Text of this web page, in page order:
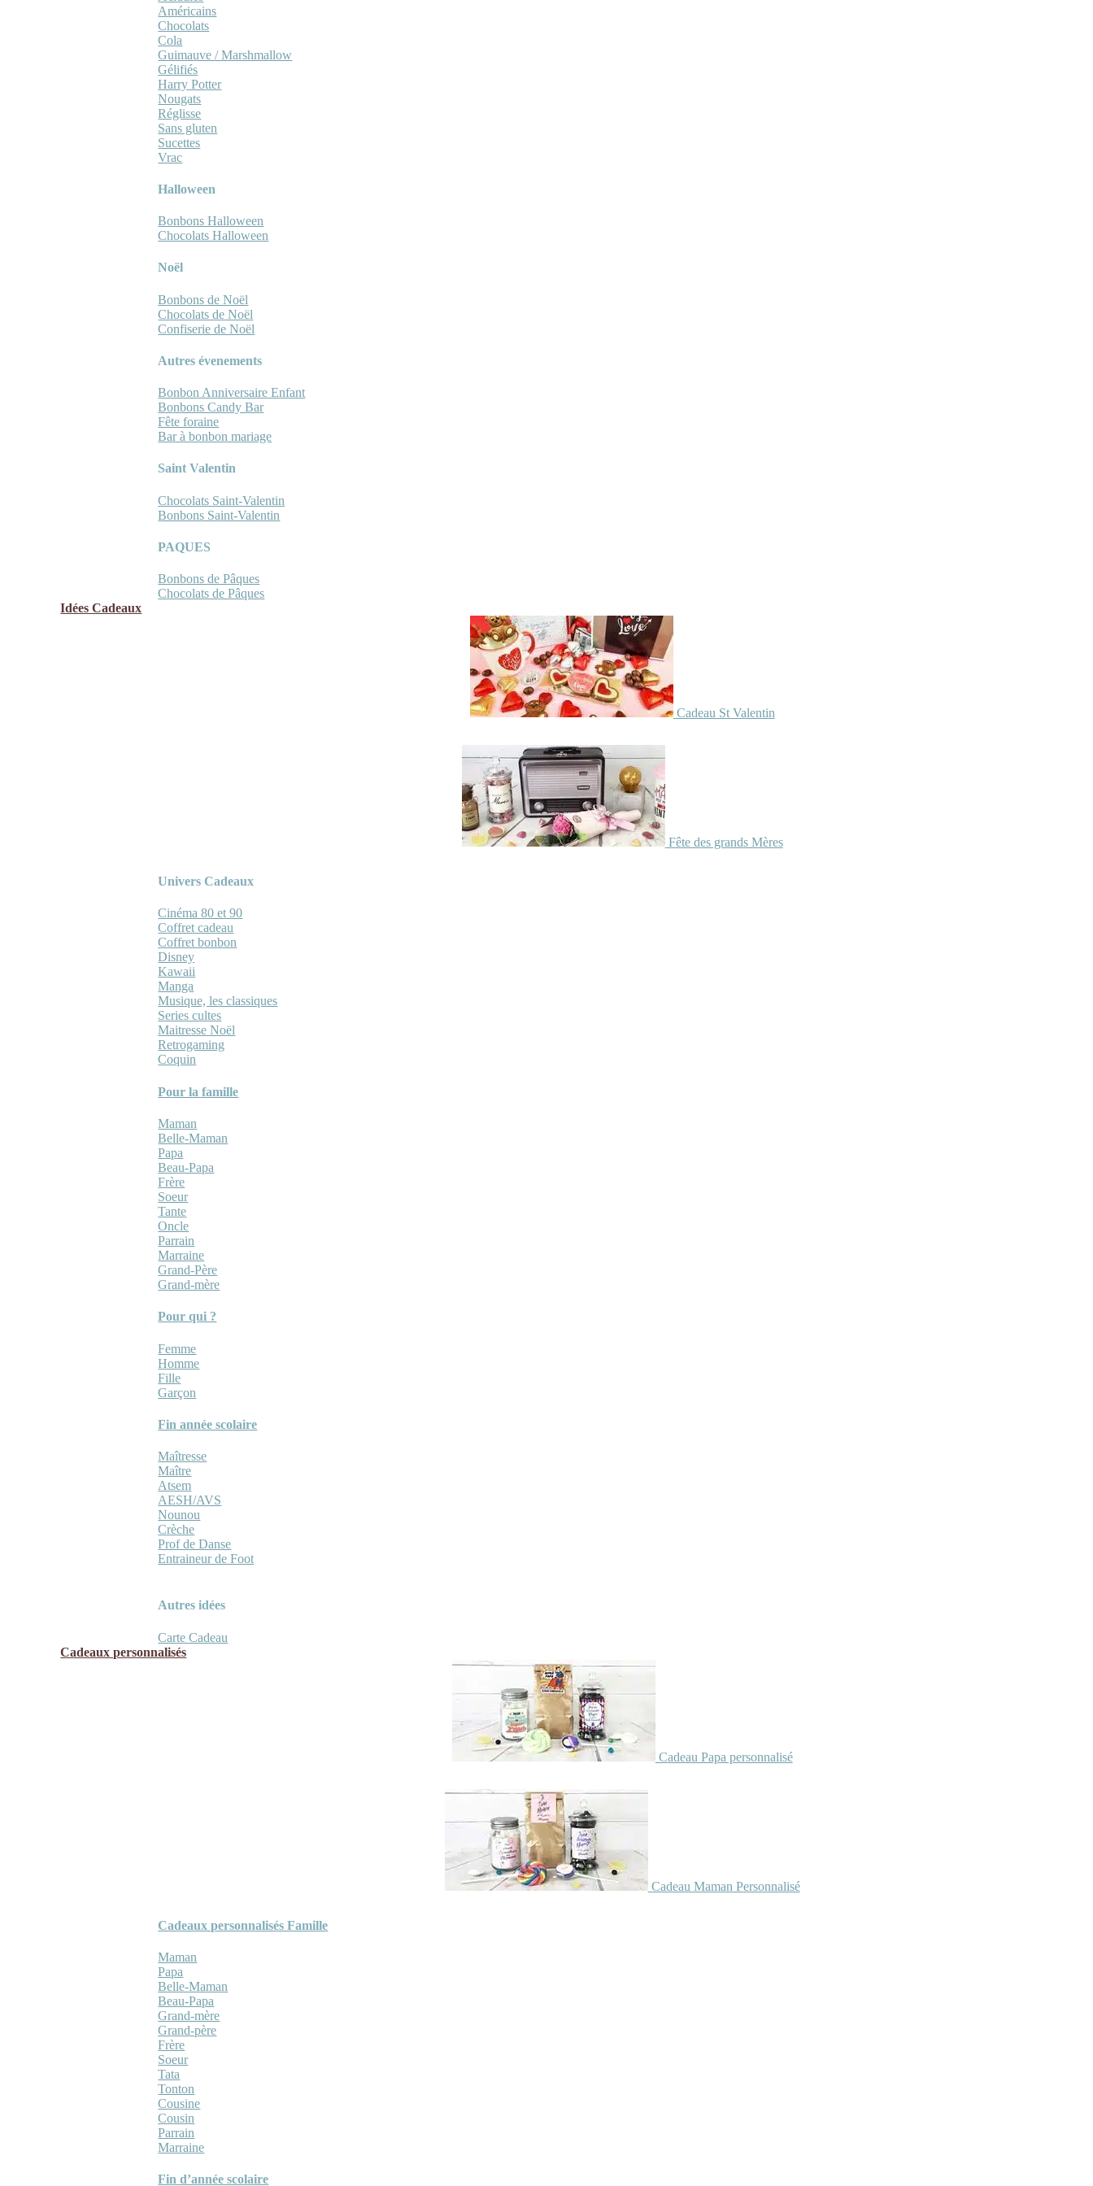
Américains
Chocolats
Cola
Guimauve / Marshmallow
Gélifiés
Harry Potter
Nougats
Réglisse
Sans gluten
Sucettes
Vrac
Halloween
Bonbons Halloween
Chocolats Halloween
Noël
Bonbons de Noël
Chocolats de Noël
Confiserie de Noël
Autres évenements
Bonbon Anniversaire Enfant
Bonbons Candy Bar
Fête foraine
Bar à bonbon mariage
Saint Valentin
Chocolats Saint-Valentin
Bonbons Saint-Valentin
PAQUES
Bonbons de Pâques
Chocolats de Pâques
Idées Cadeaux
Cadeau St Valentin
Fête des grands Mères
Univers Cadeaux
Cinéma 80 et 90
Coffret cadeau
Coffret bonbon
Disney
Kawaii
Manga
Musique, les classiques
Series cultes
Maitresse Noël
Retrogaming
Coquin
Pour la famille
Maman
Belle-Maman
Papa
Beau-Papa
Frère
Soeur
Tante
Oncle
Parrain
Marraine
Grand-Père
Grand-mère
Pour qui ?
Femme
Homme
Fille
Garçon
Fin année scolaire
Maîtresse
Maître
Atsem
AESH/AVS
Nounou
Crèche
Prof de Danse
Entraineur de Foot
Autres idées
Carte Cadeau
Cadeaux personnalisés
Cadeau Papa personnalisé
Cadeau Maman Personnalisé
Cadeaux personnalisés Famille
Maman
Papa
Belle-Maman
Beau-Papa
Grand-mère
Grand-père
Frère
Soeur
Tata
Tonton
Cousine
Cousin
Parrain
Marraine
Fin d’année scolaire